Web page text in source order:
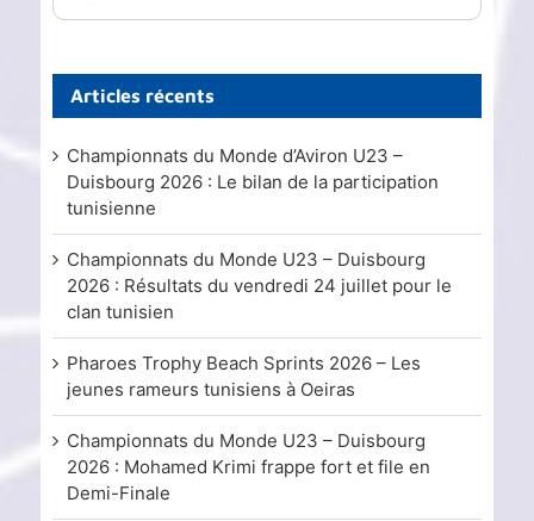
Articles récents
Championnats du Monde d’Aviron U23 –
Duisbourg 2026 : Le bilan de la participation
tunisienne
Championnats du Monde U23 – Duisbourg
2026 : Résultats du vendredi 24 juillet pour le
clan tunisien
Pharoes Trophy Beach Sprints 2026 – Les
jeunes rameurs tunisiens à Oeiras
Championnats du Monde U23 – Duisbourg
2026 : Mohamed Krimi frappe fort et file en
Demi-Finale